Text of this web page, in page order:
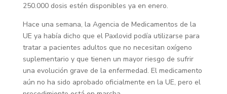
250.000 dosis estén disponibles ya en enero.
Hace una semana, la Agencia de Medicamentos de la
UE ya había dicho que el Paxlovid podía utilizarse para
tratar a pacientes adultos que no necesitan oxígeno
suplementario y que tienen un mayor riesgo de sufrir
una evolución grave de la enfermedad. El medicamento
aún no ha sido aprobado oficialmente en la UE, pero el